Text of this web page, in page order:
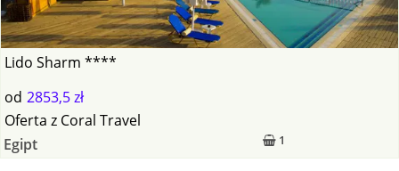
Lido Sharm ****
od 2853,5 zł
1
Oferta z Coral Travel
Egipt